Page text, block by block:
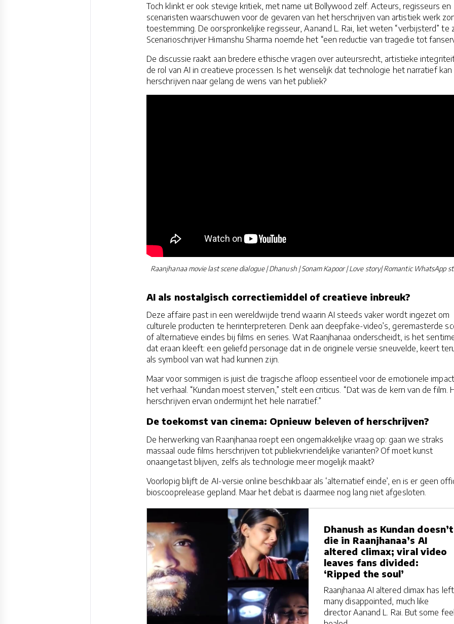
Toch klinkt er ook stevige kritiek, met name uit Bollywood zelf. Acteurs, regisseurs en
scenaristen waarschuwen voor de gevaren van het herschrijven van artistiek werk
toestemming. De oorspronkelijke regisseur, Aanand L. Rai, liet weten “verbijsterd” te
Scenarioschrijver Himanshu Sharma noemde het “een reductie van tragedie tot
De discussie raakt aan bredere ethische vragen over auteursrecht, artistieke
de rol van AI in creatieve processen. Is het wenselijk dat technologie het narratief kan
herschrijven naar gelang de wens van het publiek?
Raanjhanaa movie last scene dialogue | Dhanush | Sonam Kapoor | Love story| Romantic WhatsApp
AI als nostalgisch correctiemiddel of creatieve inbreuk?
Deze affaire past in een wereldwijde trend waarin AI steeds vaker wordt ingezet om
culturele producten te herinterpreteren. Denk aan deepfake-video’s, geremasterde
of alternatieve eindes bij films en series. Wat Raanjhanaa onderscheidt, is het
dat eraan kleeft: een geliefd personage dat in de originele versie sneuvelde, keert
als symbool van wat had kunnen zijn.
Maar voor sommigen is juist die tragische afloop essentieel voor de emotionele
het verhaal. “Kundan moest sterven,” stelt een criticus. “Dat was de kern van de film.
herschrijven ervan ondermijnt het hele narratief.”
De toekomst van cinema: Opnieuw beleven of herschrijven?
De herwerking van Raanjhanaa roept een ongemakkelijke vraag op: gaan we straks
massaal oude films herschrijven tot publiekvriendelijke varianten? Of moet kunst
onaangetast blijven, zelfs als technologie meer mogelijk maakt?
Voorlopig blijft de AI-versie online beschikbaar als ‘alternatief einde’, en is er geen
bioscooprelease gepland. Maar het debat is daarmee nog lang niet afgesloten.
Dhanush as Kundan doesn’t
die in Raanjhanaa’s AI
altered climax; viral video
leaves fans divided:
‘Ripped the soul’
Raanjhanaa AI altered climax has left
many disappointed, much like
director Aanand L. Rai. But some feel